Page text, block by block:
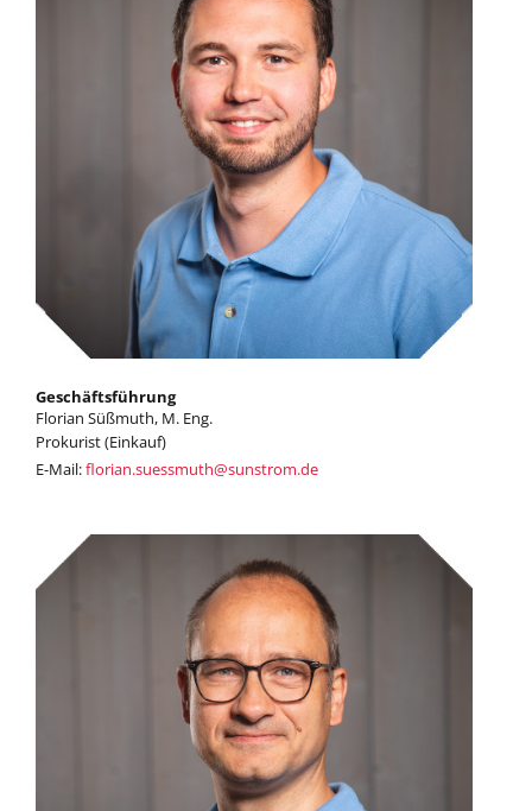
Geschäftsführung
Florian Süßmuth, M. Eng.
Prokurist (Einkauf)
E-Mail:florian.suessmuth@sunstrom.de